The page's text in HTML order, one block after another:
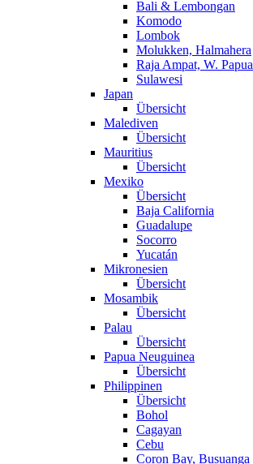
Bali & Lembongan
Komodo
Lombok
Molukken, Halmahera
Raja Ampat, W. Papua
Sulawesi
Japan
Übersicht
Malediven
Übersicht
Mauritius
Übersicht
Mexiko
Übersicht
Baja California
Guadalupe
Socorro
Yucatán
Mikronesien
Übersicht
Mosambik
Übersicht
Palau
Übersicht
Papua Neuguinea
Übersicht
Philippinen
Übersicht
Bohol
Cagayan
Cebu
Coron Bay, Busuanga